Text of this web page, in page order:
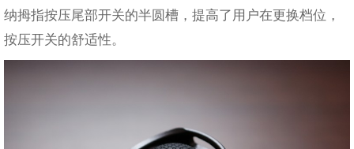
纳拇指按压尾部开关的半圆槽，提高了用户在更换档位，
按压开关的舒适性。